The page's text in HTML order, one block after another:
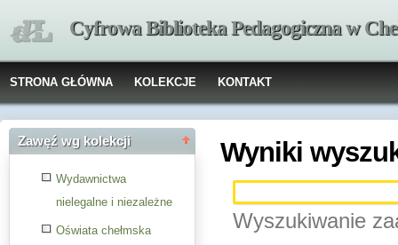
Cyfrowa Biblioteka Pedagogiczna w
STRONA GŁÓWNA KOLEKCJE KONTAKT
Zawęź wg kolekcji
Wydawnictwa
nielegalne i niezależne
Oświata chełmska
Wyniki
Wyszukiwanie